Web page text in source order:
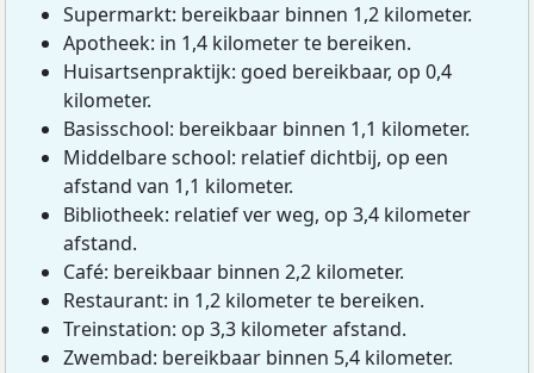
Supermarkt: bereikbaar binnen 1,2 kilometer.
Apotheek: in 1,4 kilometer te bereiken.
Huisartsenpraktijk: goed bereikbaar, op 0,4
kilometer.
Basisschool: bereikbaar binnen 1,1 kilometer.
Middelbare school: relatief dichtbij, op een
afstand van 1,1 kilometer.
Bibliotheek: relatief ver weg, op 3,4 kilometer
afstand.
Café: bereikbaar binnen 2,2 kilometer.
Restaurant: in 1,2 kilometer te bereiken.
Treinstation: op 3,3 kilometer afstand.
Zwembad: bereikbaar binnen 5,4 kilometer.